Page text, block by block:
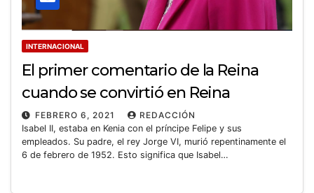
INTERNACIONAL
El primer comentario de la Reina
cuando se convirtió en Reina
FEBRERO 6, 2021
REDACCIÓN
Isabel II, estaba en Kenia con el príncipe Felipe y sus
empleados. Su padre, el rey Jorge VI, murió repentinamente el
6 de febrero de 1952. Esto significa que Isabel…